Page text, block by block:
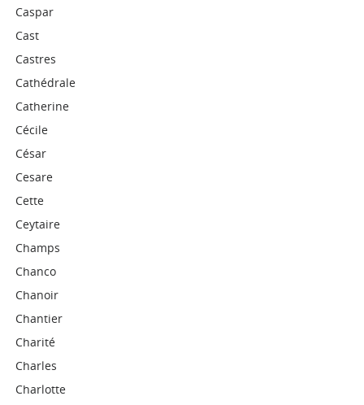
Caspar
Cast
Castres
Cathédrale
Catherine
Cécile
César
Cesare
Cette
Ceytaire
Champs
Chanco
Chanoir
Chantier
Charité
Charles
Charlotte